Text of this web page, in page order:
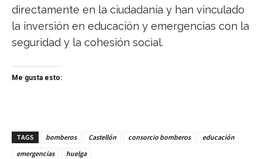
directamente en la ciudadanía y han vinculado
la inversión en educación y emergencias con la
seguridad y la cohesión social.
Me gusta esto:
TAGS bomberos Castellón consorcio bomberos
educación
emergencias
huelga